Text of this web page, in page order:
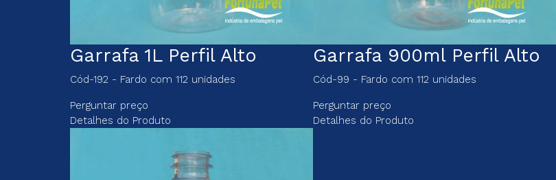
Garrafa 1L Perfil Alto
Cód-192 - Fardo com 112 unidades
Perguntar preço
Detalhes do Produto
Garrafa 900ml Perfil Alto
Cód-99 - Fardo com 112 unidades
Perguntar preço
Detalhes do Produto